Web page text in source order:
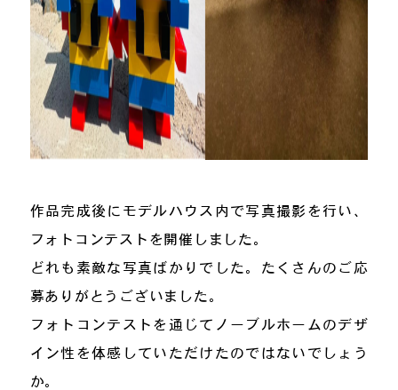
作品完成後にモデルハウス内で写真撮影を行い、
フォトコンテストを開催しました。
どれも素敵な写真ばかりでした。たくさんのご応
募ありがとうございました。
フォトコンテストを通じてノーブルホームのデザ
イン性を体感していただけたのではないでしょう
か。